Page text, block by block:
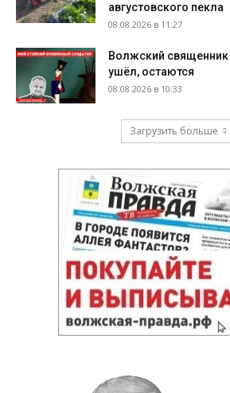
августовского пекла
08.08.2026 в 11:27
Волжский священник
ушёл, остаются
08.08.2026 в 10:33
Загрузить больше